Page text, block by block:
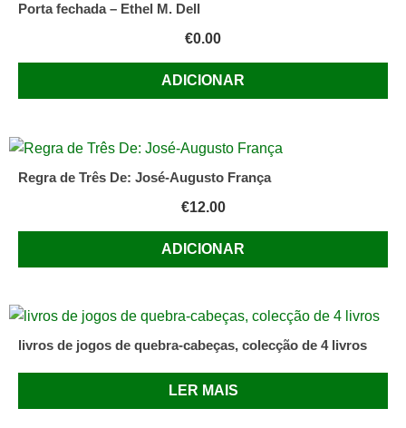
da)
Porta fechada – Ethel M. Dell
€0.00
ADICIONAR
Regra de Três De: José-Augusto França
€12.00
ADICIONAR
livros de jogos de quebra-cabeças, colecção de 4 livros
LER MAIS